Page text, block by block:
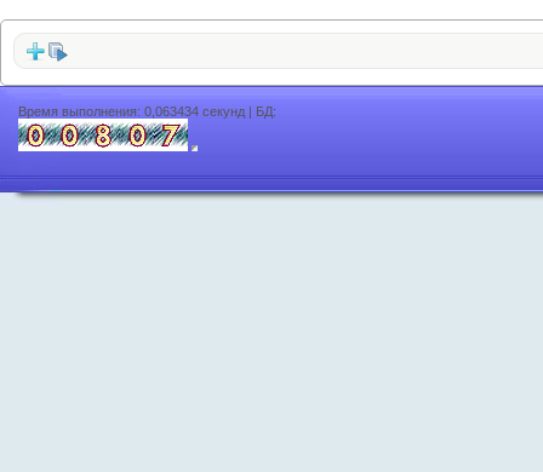
Время выполнения: 0,063434 секунд | БД: